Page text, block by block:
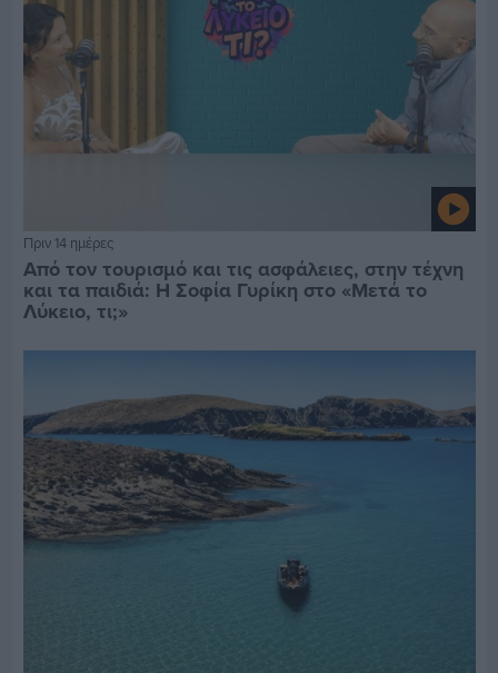
Πριν 14 ημέρες
Από τον τουρισμό και τις ασφάλειες, στην τέχνη
και τα παιδιά: Η Σοφία Γυρίκη στο «Μετά το
Λύκειο, τι;»